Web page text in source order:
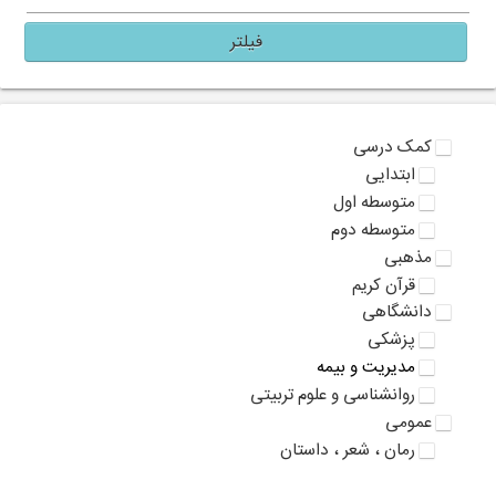
فیلتر
کمک درسی
ابتدایی
متوسطه اول
متوسطه دوم
مذهبی
قرآن کریم
دانشگاهی
پزشکی
مدیریت و بیمه
روانشناسی و علوم تربیتی
عمومی
رمان ، شعر ، داستان